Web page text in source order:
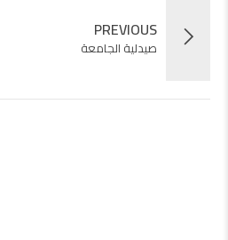
PREVIOUS
صيدلية الجامعة